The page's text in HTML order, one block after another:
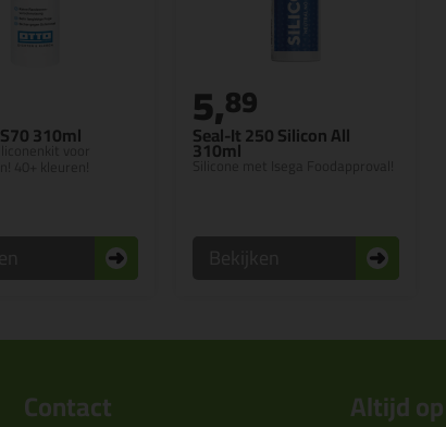
310ml
voor Seal-It 250 Silicon All
310ml
Silicone met Isega Foodapproval!
5,89
Contact Altijd